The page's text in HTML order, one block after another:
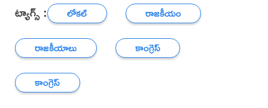
ట్యాగ్స్ : లోకల్
రాజకీయం
రాజకీయాలు
కాంగ్రెస్
కాంగ్రెస్